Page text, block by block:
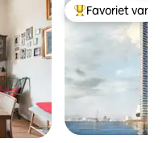
Topfavoriet van
Favoriet van